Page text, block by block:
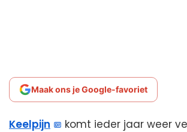
Maak ons je Google-favoriet
Keelpijn
komt ieder jaar weer